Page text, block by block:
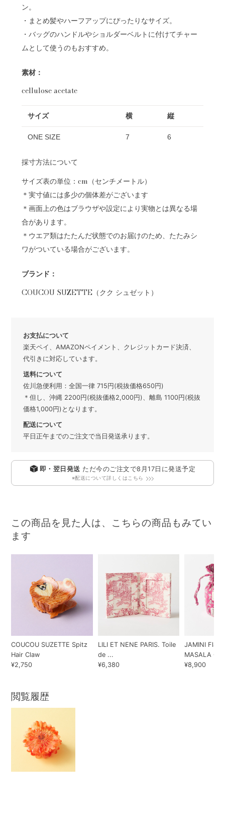
ン。
・まとめ髪やハーフアップにぴったりなサイズ。
・バッグのハンドルやショルダーベルトに付けてチャー
ムとして使うのもおすすめ。
素材：
cellulose acetate
サイズ 横 縦
ONE SIZE 7 6
採寸方法について
サイズ表の単位：cm（センチメートル）
＊実寸値には多少の個体差がございます
＊画面上の色はブラウザや設定により実物とは異なる場
合があります。
＊ウエア類はたたんだ状態でのお届けのため、たたみシ
ワがついている場合がございます。
ブランド：
COUCOU SUZETTE（クク シュゼット）
お支払について
楽天ペイ、AMAZONペイメント、クレジットカード決済、
代引きに対応しています。
送料について
佐川急便利用：全国一律 715円(税抜価格650円)
＊但し、沖縄 2200円(税抜価格2,000円)、離島 1100円(税抜
価格1,000円)となります。
配送について
平日正午までのご注文で当日発送承ります。
即・翌日発送 ただ今のご注文で8月17日 に発送予定
※配送について詳しくはこちら
この商品を見た人は、こちらの商品もみてい
ます
COUCOU SUZETTE Spitz
Hair Claw
¥2,750
LILI ET NENE PARIS. Toile
de ...
¥6,380
JAMINI Flair
MASALA
¥8,900
閲覧履歴